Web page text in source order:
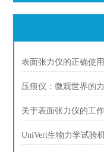
表面张力仪的正确使
压痕仪：微观世界的
关于表面张力仪的工
UniVert生物力学试验